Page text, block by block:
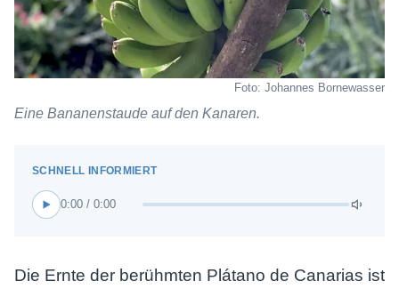
Foto: Johannes Bornewasser
Eine Bananenstaude auf den Kanaren.
0:00 / 0:00
Die Ernte der berühmten Plátano de Canarias ist